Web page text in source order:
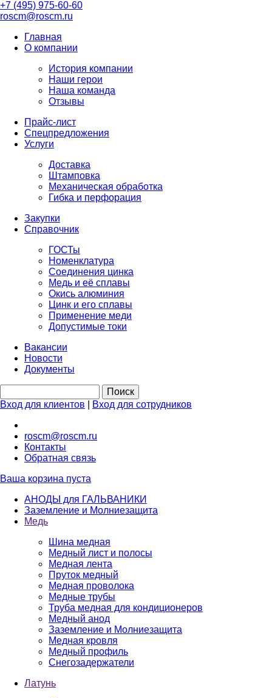
+7 (495) 975-60-60
roscm@roscm.ru
Главная
О компании
История компании
Наши герои
Наша команда
Отзывы
Прайс-лист
Спецпредложения
Услуги
Доставка
Штамповка
Механическая обработка
Гибка и перфорация
Закупки
Справочник
ГОСТы
Номенклатура
Соединения цинка
Медь и её сплавы
Окись алюминия
Цинк и его сплавы
Применение меди
Допустимые токи
Вакансии
Новости
Документы
Вход для клиентов Вход для сотрудников
roscm@roscm.ru
Контакты
Обратная связь
Ваша корзина пуста
АНОДЫ для ГАЛЬВАНИКИ
Заземление и Молниезащита
Медь
Шина медная
Медный лист и полосы
Медная лента
Пруток медный
Медная проволока
Медные трубы
Труба медная для кондиционеров
Медный анод
Заземление и Молниезащита
Медная кровля
Медный профиль
Снегозадержатели
Латунь